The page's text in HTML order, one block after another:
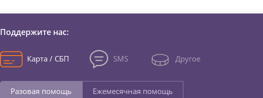
Поддержите нас:
Карта / СБП SMS Другое
Разовая помощь
Ежемесячная помощь